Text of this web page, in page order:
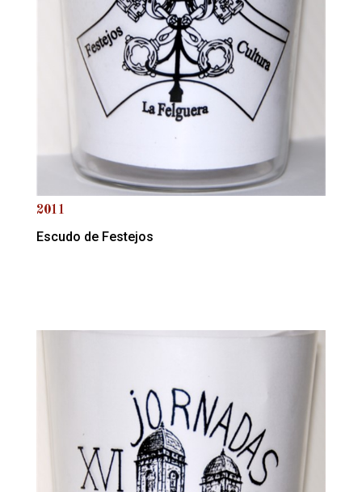
2011
Escudo de Festejos